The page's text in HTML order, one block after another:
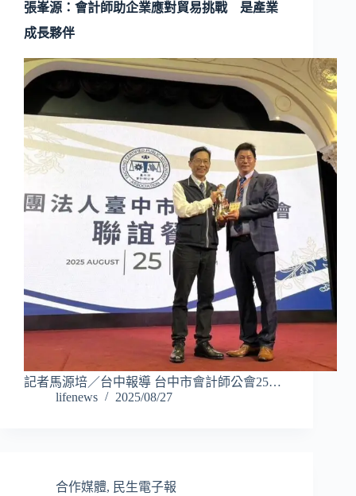
張峯源：會計師助企業應對貿易挑戰 是產業
成長夥伴
記者馬源培／台中報導 台中市會計師公會25…
lifenews
2025/08/27
合作媒體, 民生電子報